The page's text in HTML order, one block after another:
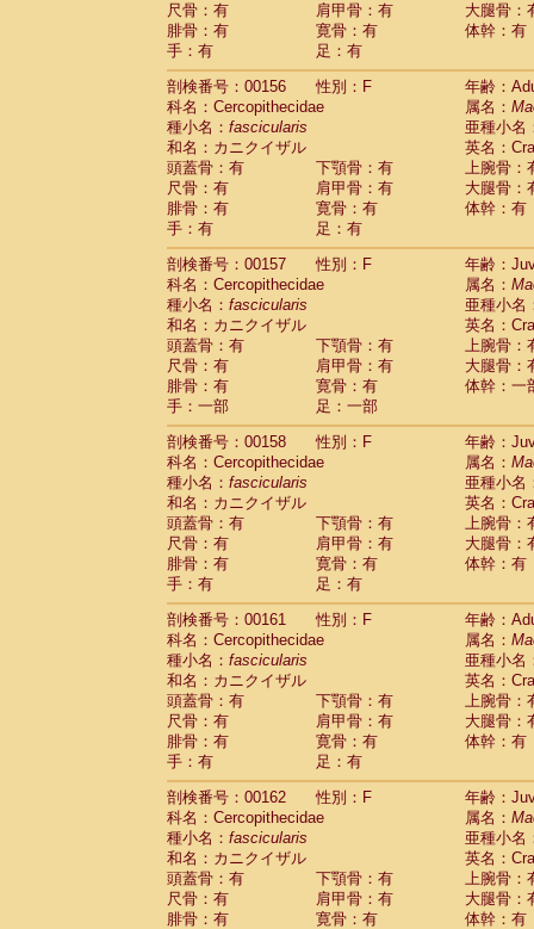
尺骨：有
肩甲骨：有
大腿骨：
腓骨：有
寛骨：有
体幹：有
手：有
足：有
剖検番号：00156
性別：F
年齢：
科名：Cercopithecidae
属名：
種小名： fascicularis
亜種小名
和名：カニクイザル
英名：
頭蓋骨：有
下顎骨：有
上腕骨：
尺骨：有
肩甲骨：有
大腿骨：
腓骨：有
寛骨：有
体幹：有
手：有
足：有
剖検番号：00157
性別：F
年齢：
科名：Cercopithecidae
属名：
種小名： fascicularis
亜種小名
和名：カニクイザル
英名：
頭蓋骨：有
下顎骨：有
上腕骨：
尺骨：有
肩甲骨：有
大腿骨：
腓骨：有
寛骨：有
体幹：一
手：一部
足：一部
剖検番号：00158
性別：F
年齢：
科名：Cercopithecidae
属名：
種小名： fascicularis
亜種小名
和名：カニクイザル
英名：
頭蓋骨：有
下顎骨：有
上腕骨：
尺骨：有
肩甲骨：有
大腿骨：
腓骨：有
寛骨：有
体幹：有
手：有
足：有
剖検番号：00161
性別：F
年齢：
科名：Cercopithecidae
属名：
種小名： fascicularis
亜種小名
和名：カニクイザル
英名：
頭蓋骨：有
下顎骨：有
上腕骨：
尺骨：有
肩甲骨：有
大腿骨：
腓骨：有
寛骨：有
体幹：有
手：有
足：有
剖検番号：00162
性別：F
年齢：
科名：Cercopithecidae
属名：
種小名： fascicularis
亜種小名
和名：カニクイザル
英名：
頭蓋骨：有
下顎骨：有
上腕骨：
尺骨：有
肩甲骨：有
大腿骨：
腓骨：有
寛骨：有
体幹：有